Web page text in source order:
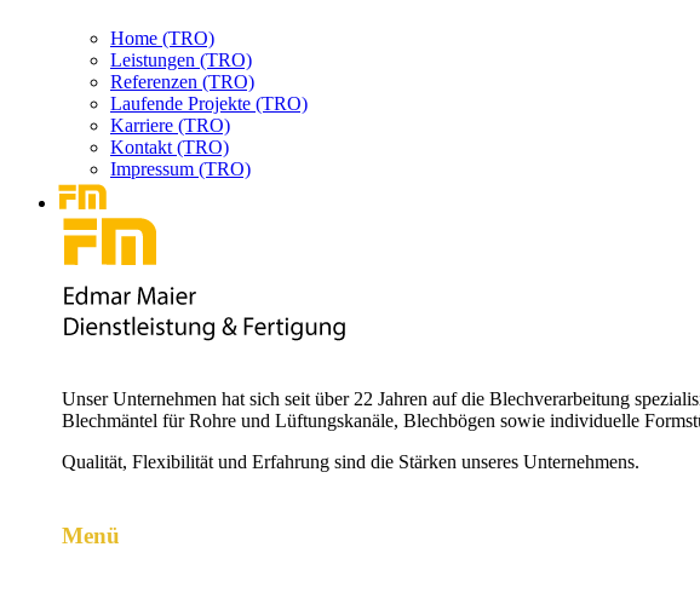
Home (TRO)
Leistungen (TRO)
Referenzen (TRO)
Laufende Projekte (TRO)
Karriere (TRO)
Kontakt (TRO)
Impressum (TRO)
Unser Unternehmen hat sich seit über 22 Jahren auf die Blechverarbeitung
Blechmäntel für Rohre und Lüftungskanäle, Blechbögen sowie individuelle
Qualität, Flexibilität und Erfahrung sind die Stärken unseres Unternehmens.
Menü